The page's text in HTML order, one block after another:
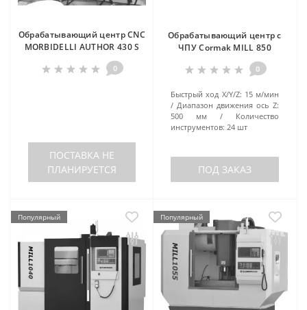
Обрабатывающий центр CNC
MORBIDELLI AUTHOR 430 S
0
ПОСТАВКА НЕ
ПЛАНИРУЕТСЯ
Обрабатывающий центр с
ЧПУ Cormak MILL 850
0
Быстрый ход X/Y/Z: 15 м/мин
Диапазон движения ось Z:
500 мм
Количество
инструментов: 24 шт
ПОД ЗАКАЗ
Популярный Популярный